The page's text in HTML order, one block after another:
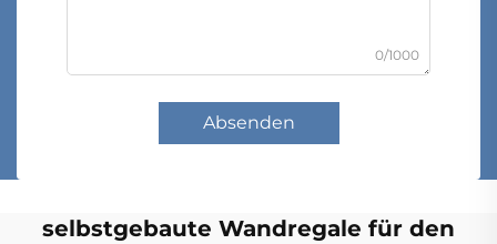
0/1000
Absenden
selbstgebaute Wandregale für den